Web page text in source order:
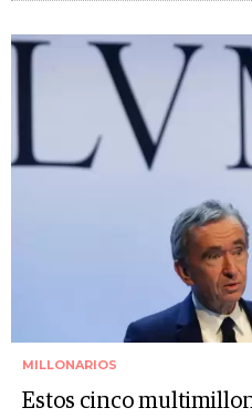
MILLONARIOS
Estos cinco